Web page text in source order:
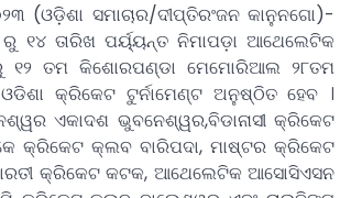
(ଓଡ଼ିଶା ସମାଚାର/ଦୀପ୍ତିରଂଜନ କାନୁନଗୋ)-
୧୪ ତାରିଖ ପର୍ୟ୍ୟନ୍ତ ନିମାପଡ଼ା ଆଥେଲେଟିକ
୧୨ ତମ କିଶୋରପଣ୍ଡା ମେମୋରିଆଲ ୨୮ତମ
କ୍ରିକେଟ ଟୁର୍ନାମେଣ୍ଟ ଅନୁଷ୍ଠିତ ହେବ ।
ଏକାଦଶ ଭୁବନେଶ୍ୱର,ବିଡାନାସୀ କ୍ରିକେଟ
କ୍ରିକେଟ କ୍ଲବ ବାରିପଦା, ମାଷ୍ଟର କ୍ରିକେଟ
କ୍ରିକେଟ କଟକ, ଆଥେଲେଟିକ ଆସୋସିଏସନ